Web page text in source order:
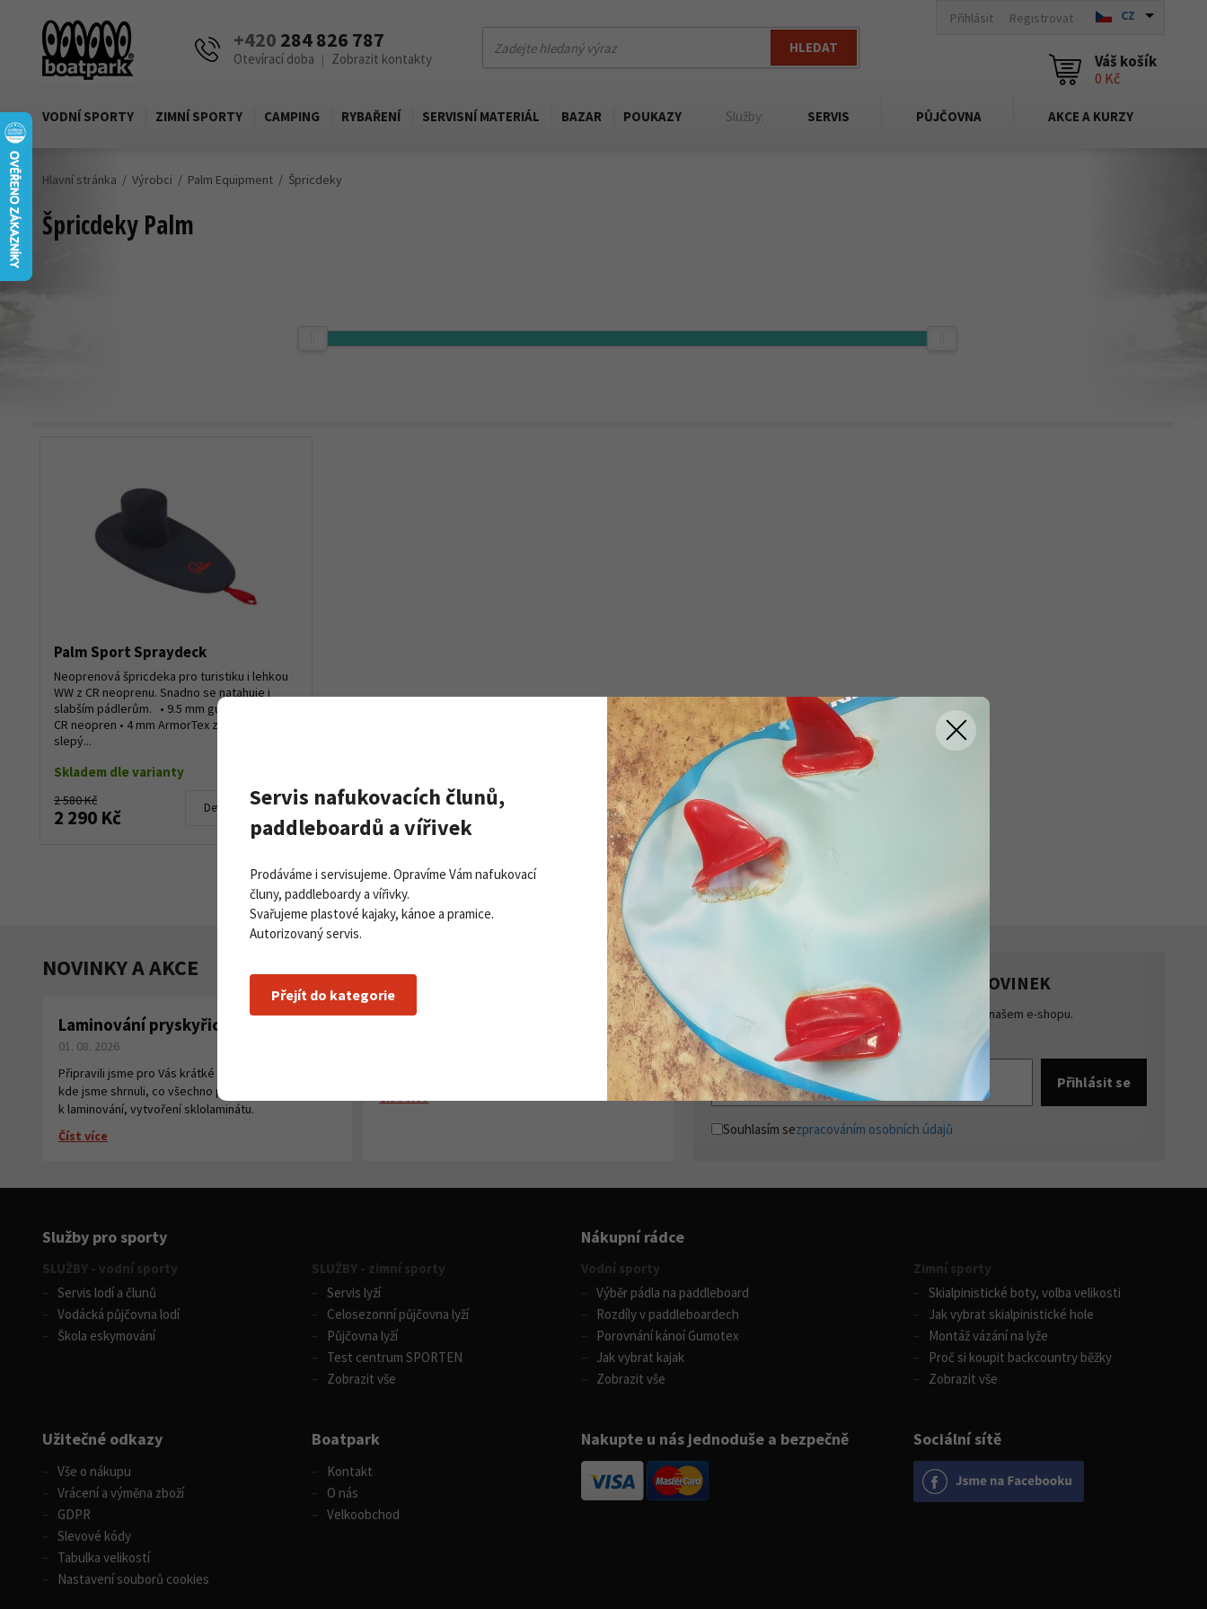
+420 284 826 787
Otevírací doba | Zobrazit kontakty
HLEDAT
Přihlásit Registrovat CZ
Váš košík
0 Kč
VODNÍ SPORTY ZIMNÍ SPORTY CAMPING RYBAŘENÍ SERVISNÍ MATERIÁL BAZAR POUKAZY Služby: SERVIS PŮJČOVNA AKCE A KURZY
Hlavní stránka Výrobci Palm Equipment Špricdeky
Špricdeky Palm
Palm Sport Spraydeck
Neoprenová špricdeka pro turistiku i lehkou
WW z CR neoprenu. Snadno se natahuje i
slabším pádlerům. • 9.5 mm gumicuk •
CR neopren • 4 mm ArmorTex zesílení • Šití
slepý...
Skladem dle varianty
2 580 Kč
2 290 Kč Detail produktu
NOVINKY A AKCE Zobrazit všechny novinky
Laminování pryskyřicí a tkaninou
01. 08. 2026
Připravili jsme pro Vás krátké instruktážní video,
kde jsme shrnuli, co všechno potřebujete
k laminování, vytvoření sklolaminátu.
Číst více
Paddleboardy Viking nově v naší
PŘIHLASTE SE K ODBĚRU NOVINEK
Získejte přehled o novinkách a akcích na našem e-shopu.
Přihlašte se k odběru novinek.
Souhlasím sezpracováním osobních údajů
Sociální sítě
Služby pro sporty
SLUŽBY - vodní sporty
Servis lodí a člunů
Vodácká půjčovna lodí
Škola eskymování
SLUŽBY - zimní sporty
Servis lyží
Celosezonní půjčovna lyží
Půjčovna lyží
Test centrum SPORTEN
Zobrazit vše
Nákupní rádce
Vodní sporty
Výběr pádla na paddleboard
Rozdíly v paddleboardech
Porovnání kánoí Gumotex
Jak vybrat kajak
Zobrazit vše
Zimní sporty
Skialpinistické boty, volba velikosti
Jak vybrat skialpinistické hole
Montáž vázání na lyže
Proč si koupit backcountry běžky
Zobrazit vše
Užitečné odkazy
Vše o nákupu
Vrácení a výměna zboží
GDPR
Slevové kódy
Tabulka velikostí
Nastavení souborů cookies
Boatpark
Kontakt
O nás
Velkoobchod
Nakupte u nás jednoduše a bezpečně
Servis nafukovacích člunů,
paddleboardů a vířivek
Prodáváme i servisujeme. Opravíme Vám nafukovací
čluny, paddleboardy a vířivky.
Svařujeme plastové kajaky, kánoe a pramice.
Autorizovaný servis.
Přejít do kategorie